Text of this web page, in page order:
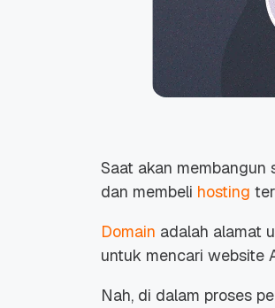
Saat akan
dan membeli hosting
Domain adalah alamat
untuk mencari website
Nah, di dalam proses